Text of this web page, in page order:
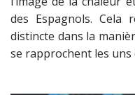
des Espagnols. Cela
distincte dans la
se rapprochent les uns